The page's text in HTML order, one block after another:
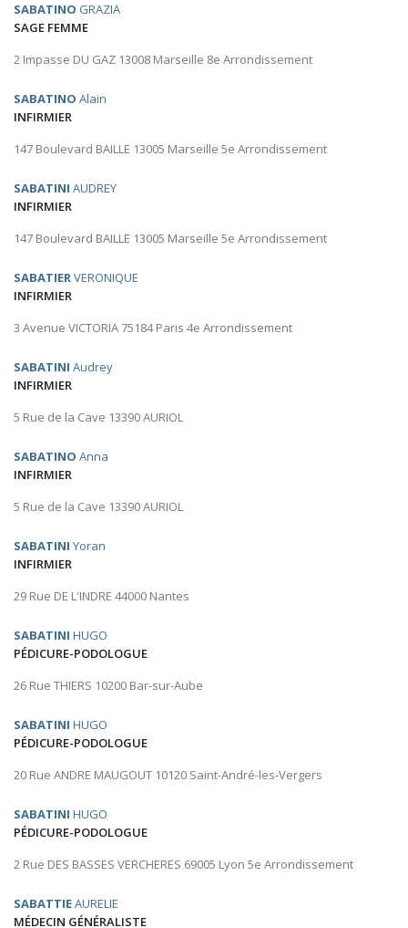
SABATINO GRAZIA
SAGE FEMME
2 Impasse DU GAZ 13008 Marseille 8e Arrondissement
SABATINO Alain
INFIRMIER
147 Boulevard BAILLE 13005 Marseille 5e Arrondissement
SABATINI AUDREY
INFIRMIER
147 Boulevard BAILLE 13005 Marseille 5e Arrondissement
SABATIERVERONIQUE
INFIRMIER
3 Avenue VICTORIA 75184 Paris 4e Arrondissement
SABATINI Audrey
INFIRMIER
5 Rue de la Cave 13390 AURIOL
SABATINO Anna
INFIRMIER
5 Rue de la Cave 13390 AURIOL
SABATINI Yoran
INFIRMIER
29 Rue DE L'INDRE 44000 Nantes
SABATINI HUGO
PÉDICURE-PODOLOGUE
26 Rue THIERS 10200 Bar-sur-Aube
SABATINI HUGO
PÉDICURE-PODOLOGUE
20 Rue ANDRE MAUGOUT 10120 Saint-André-les-Vergers
SABATINI HUGO
PÉDICURE-PODOLOGUE
2 Rue DES BASSES VERCHERES 69005 Lyon 5e Arrondissement
SABATTIEAURELIE
MÉDECIN GÉNÉRALISTE